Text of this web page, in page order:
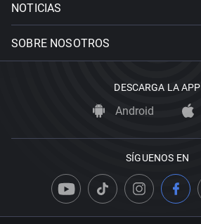
NOTICIAS
SOBRE NOSOTROS
DESCARGA LA APP
Android
SÍGUENOS EN